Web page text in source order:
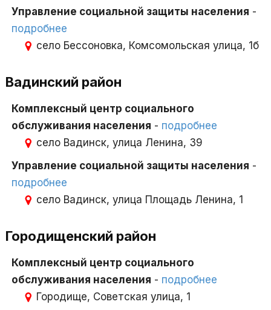
Управление социальной защиты населения -
подробнее
село Бессоновка, Комсомольская улица, 1б
Вадинский район
Комплексный центр социального
обслуживания населения - подробнее
село Вадинск, улица Ленина, 39
Управление социальной защиты населения -
подробнее
село Вадинск, улица Площадь Ленина, 1
Городищенский район
Комплексный центр социального
обслуживания населения - подробнее
Городище, Советская улица, 1